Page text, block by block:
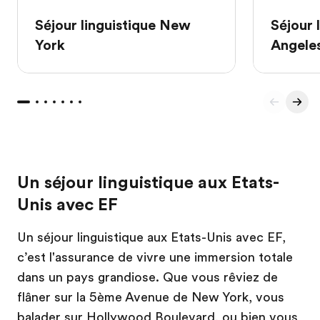
Séjour linguistique New
York
Séjour
Un séjour linguistique aux Etats-
Unis avec EF
Un séjour linguistique aux Etats-Unis avec EF,
c’est l'assurance de vivre une immersion totale
dans un pays grandiose. Que vous rêviez de
flâner sur la 5ème Avenue de New York, vous
balader sur Hollywood Boulevard, ou bien vous